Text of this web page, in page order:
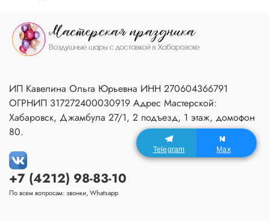
+7 (4212) 98-83-10
По всем вопросам: звонки, Whatsapp
ИП Кавелина Ольга Юрьевна ИНН 270604366791
ОГРНИП 317272400030919 Адрес Мастерской:
Хабаровск, Джамбула 27/1, 2 подъезд, 1 этаж, домофон
80.
Telegram Max